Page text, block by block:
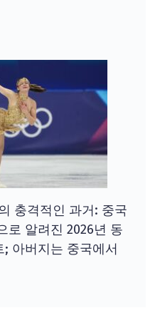
충격적인 과거: 중국
로 알려진 2026년 동
아버지는 중국에서